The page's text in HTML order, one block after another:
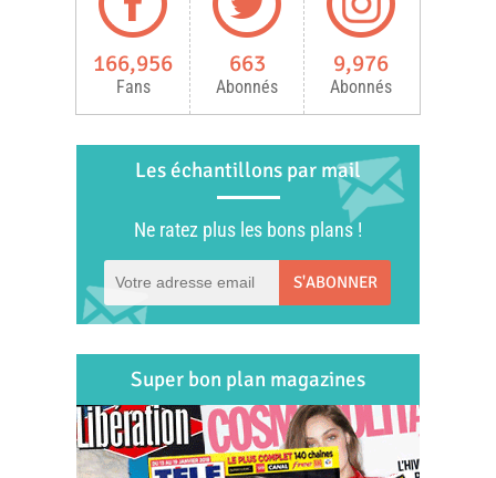
166,956
Fans
663
Abonnés
9,976
Abonnés
Les échantillons par mail
Ne ratez plus les bons plans !
S'ABONNER
Super bon plan magazines